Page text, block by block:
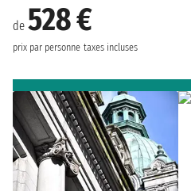
de 528 €
prix par personne taxes incluses